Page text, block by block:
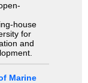
house
for
and
Marine